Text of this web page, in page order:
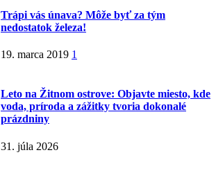
Trápi vás únava? Môže byť za tým
nedostatok železa!
19. marca 2019 1
Leto na Žitnom ostrove: Objavte miesto, kde
voda, príroda a zážitky tvoria dokonalé
prázdniny
31. júla 2026